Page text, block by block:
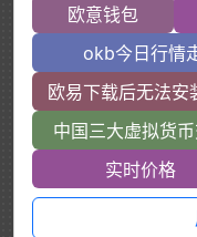
欧意钱包
okb今日行情
欧易下载后无法安
中国三大虚拟货
实时价格